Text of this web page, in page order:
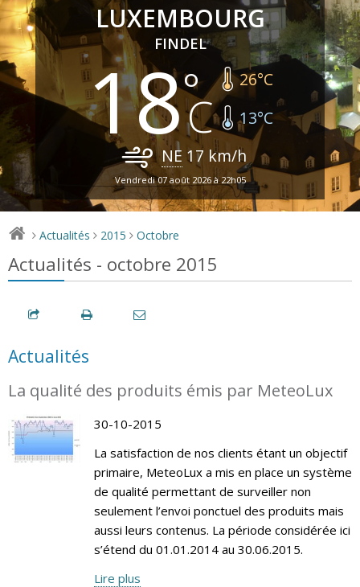
LUXEMBOURG
FINDEL
18 26°C
13°C
NE 17 km/h
Vendredi 07 août 2026 à 22h05
> Actualités > 2015 > Octobre
Actualités - octobre 2015
Actualités
La qualité des produits émis par MeteoLux
30-10-2015
La satisfaction de nos clients étant un objectif
primaire, MeteoLux a mis en place un système
de qualité permettant de surveiller non
seulement l’envoi ponctuel des produits mais
aussi leurs contenus. La période considérée ici
s’étend du 01.01.2014 au 30.06.2015.
Lire plus